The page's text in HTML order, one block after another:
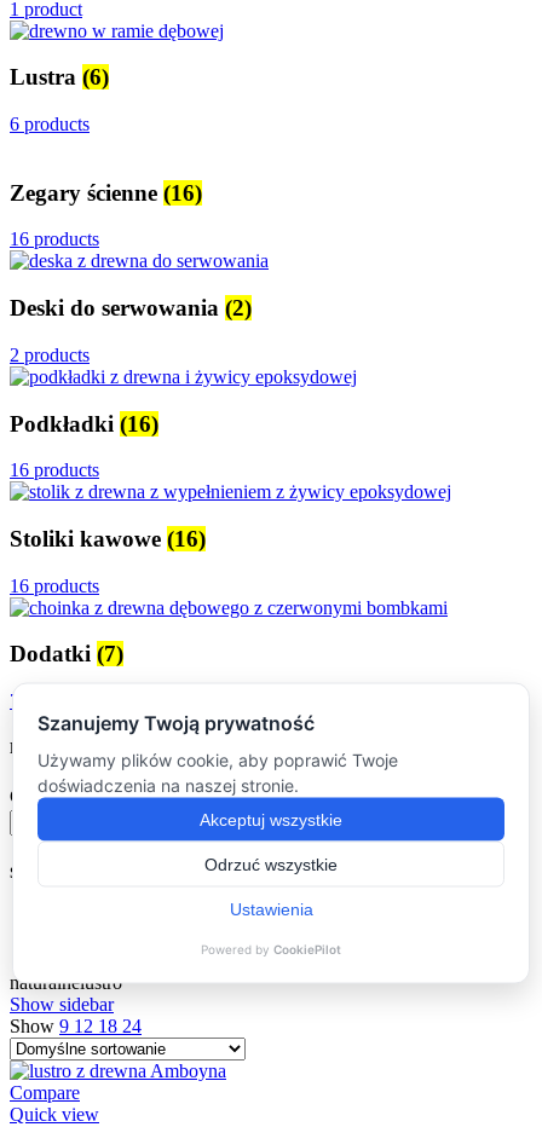
1 product
Lustra (6)
6 products
Zegary ścienne (16)
16 products
Deski do serwowania (2)
2 products
Podkładki (16)
16 products
Stoliki kawowe (16)
16 products
Dodatki (7)
7 products
Filtruj po cenie
Cena min. Cena maks.
Filtruj
Stan zapasów
naturalnelustro
Show sidebar
Show 9 12 18 24
Compare
Quick view